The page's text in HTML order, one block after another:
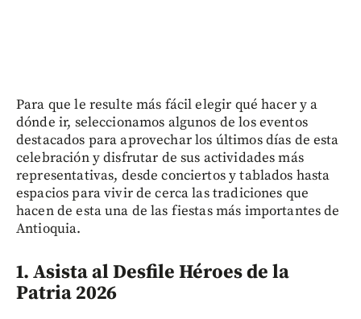
Para que le resulte más fácil elegir qué hacer y a
dónde ir, seleccionamos algunos de los eventos
destacados para aprovechar los últimos días de esta
celebración y disfrutar de sus actividades más
representativas, desde conciertos y tablados hasta
espacios para vivir de cerca las tradiciones que
hacen de esta una de las fiestas más importantes de
Antioquia.
1. Asista al Desfile Héroes de la
Patria 2026